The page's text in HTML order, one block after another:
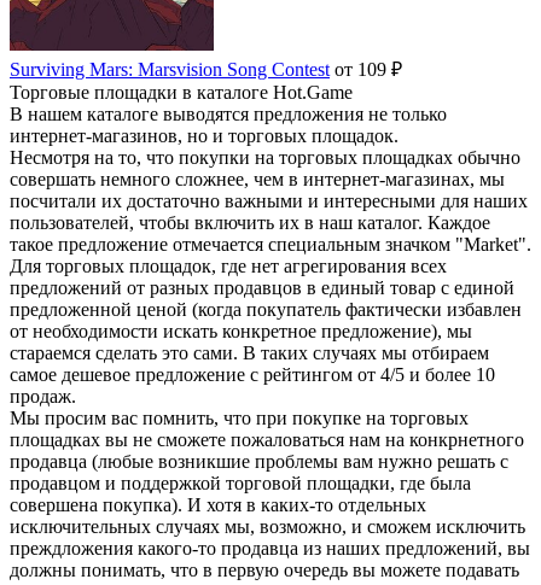
Surviving Mars: Marsvision Song Contest от 109 ₽
Торговые площадки в каталоге Hot.Game
В нашем каталоге выводятся предложения не только
интернет-магазинов, но и торговых площадок.
Несмотря на то, что покупки на торговых площадках обычно
совершать немного сложнее, чем в интернет-магазинах, мы
посчитали их достаточно важными и интересными для наших
пользователей, чтобы включить их в наш каталог. Каждое
такое предложение отмечается специальным значком "Market".
Для торговых площадок, где нет агрегирования всех
предложений от разных продавцов в единый товар с единой
предложенной ценой (когда покупатель фактически избавлен
от необходимости искать конкретное предложение), мы
стараемся сделать это сами. В таких случаях мы отбираем
самое дешевое предложение с рейтингом от 4/5 и более 10
продаж.
Мы просим вас помнить, что при покупке на торговых
площадках вы не сможете пожаловаться нам на конкрнетного
продавца (любые возникшие проблемы вам нужно решать с
продавцом и поддержкой торговой площадки, где была
совершена покупка). И хотя в каких-то отдельных
исключительных случаях мы, возможно, и сможем исключить
преждложения какого-то продавца из наших предложений, вы
должны понимать, что в первую очередь вы можете подавать